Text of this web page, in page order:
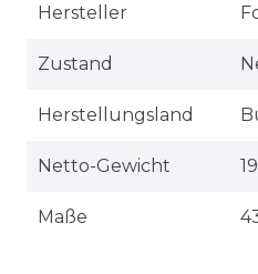
Hersteller
Zustand
Herstellungsland
Netto-Gewicht
Maße